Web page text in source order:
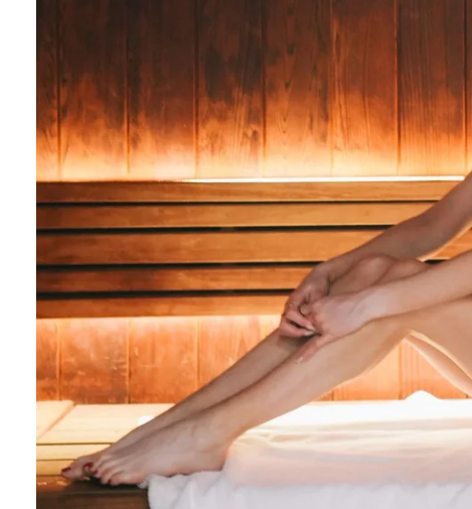
Martin's Rentmeesterij
Bilzen, 4*
Martin's Brussels EU